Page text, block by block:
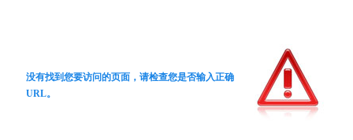
没有找到您要访问的页面，请检查您是否输入正确
URL。